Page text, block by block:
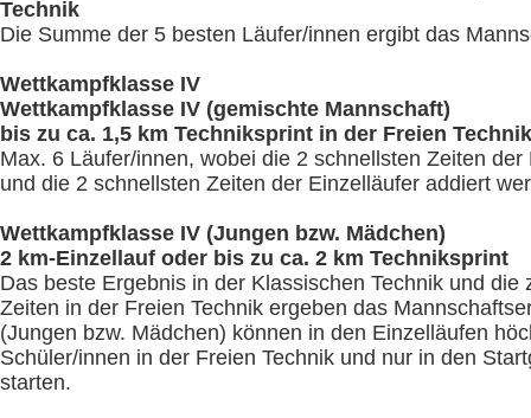
Technik
Die Summe der 5 besten Läufer/innen ergibt das
Wettkampfklasse IV
Wettkampfklasse IV (gemischte Mannschaft)
bis zu ca. 1,5 km Techniksprint in der Freien Technik
Max. 6 Läufer/innen, wobei die 2 schnellsten Zeiten
und die 2 schnellsten Zeiten der Einzelläufer addiert
Wettkampfklasse IV (Jungen bzw. Mädchen)
2 km-Einzellauf oder bis zu ca. 2 km Techniksprint
Das beste Ergebnis in der Klassischen Technik und die
Zeiten in der Freien Technik ergeben das
(Jungen bzw. Mädchen) können in den Einzelläufen
Schüler/innen in der Freien Technik und nur in den
starten.